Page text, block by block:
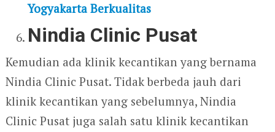
Yogyakarta Berkualitas
Nindia Clinic Pusat
Kemudian ada klinik kecantikan yang bernama
Nindia Clinic Pusat. Tidak berbeda jauh dari
klinik kecantikan yang sebelumnya, Nindia
Clinic Pusat juga salah satu klinik kecantikan